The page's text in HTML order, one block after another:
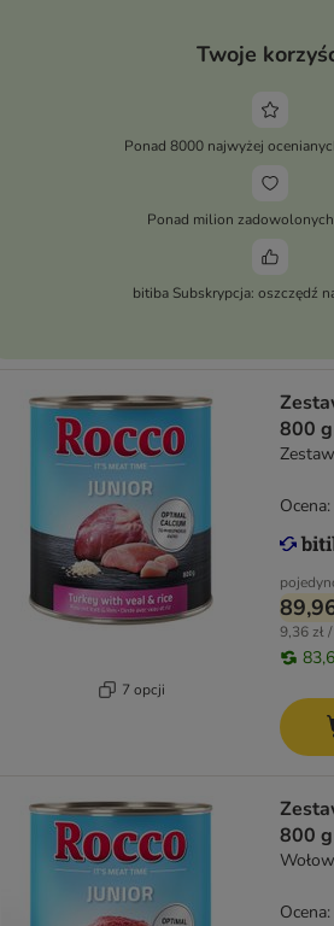
Twoje
Ponad 8000 najwyżej
Ponad milion
bitiba Subskrypcja: oszczędź
7 opcji
800 g
9,36 zł
800 g